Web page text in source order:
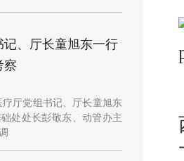
、厅长童旭东一行
察
厅党组书记、厅长童旭东
处处长彭敬东、动管办主